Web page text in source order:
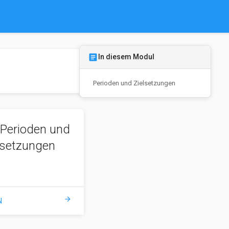
Perioden und
arrow_forward
article In diesem Modul
Perioden und Zielsetzungen